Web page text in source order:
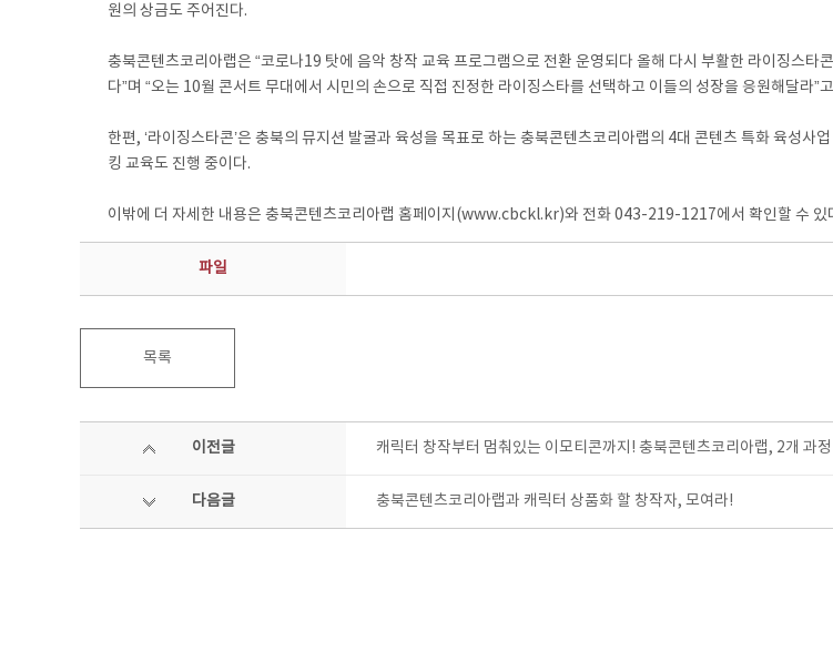
원의 상금도 주어진다.
충북콘텐츠코리아랩은 “코로나19 탓에 음악 창작 교육 프로그램으로 전환 운영되다 올해 다시 부활한 라이징스
다”며 “오는 10월 콘서트 무대에서 시민의 손으로 직접 진정한 라이징스타를 선택하고 이들의 성장을 응원해달라”
한편, ‘라이징스타콘’은 충북의 뮤지션 발굴과 육성을 목표로 하는 충북콘텐츠코리아랩의 4대 콘텐츠 특화 육성사
킹 교육도 진행 중이다.
이밖에 더 자세한 내용은 충북콘텐츠코리아랩 홈페이지(www.cbckl.kr)와 전화 043-219-1217에서 확인할 수 있
파일
목록
이전글 캐릭터 창작부터 멈춰있는 이모티콘까지! 충북콘텐츠코리아랩, 2개 과
다음글 충북콘텐츠코리아랩과 캐릭터 상품화 할 창작자, 모여라!